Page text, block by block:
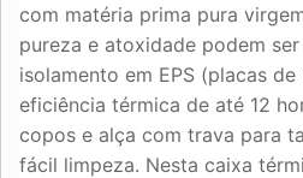
com matéria prima pura
pureza e atoxidade podem
isolamento em EPS (placas de
eficiência térmica de até 12
copos e alça com trava para
fácil limpeza. Nesta caixa